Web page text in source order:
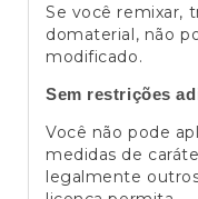
Se você remixar,
domaterial, não
modificado.
Sem restrições
Você não pode
medidas de
legalmente